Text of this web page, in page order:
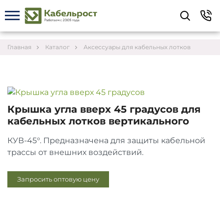
Главная Каталог Аксессуары для кабельных лотков
Крышка угла вверх 45 градусов для
кабельных лотков вертикального
КУВ-45°. Предназначена для защиты кабельной
трассы от внешних воздействий.
Запросить оптовую цену
Укажите контакты для связи и требования к
заказу – предложим лучшие варианты по цене,
согласуем сроки и подберём доставку.